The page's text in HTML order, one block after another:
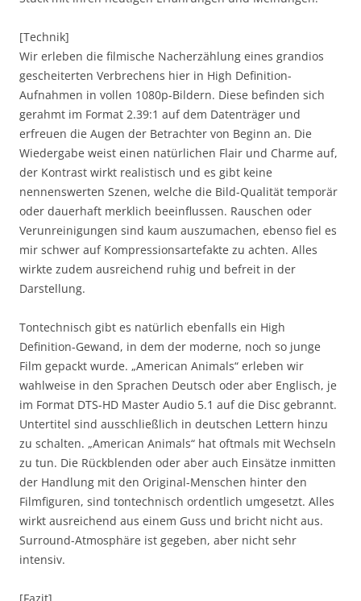
[Technik]
Wir erleben die filmische Nacherzählung eines grandios
gescheiterten Verbrechens hier in High Definition-
Aufnahmen in vollen 1080p-Bildern. Diese befinden sich
gerahmt im Format 2.39:1 auf dem Datenträger und
erfreuen die Augen der Betrachter von Beginn an. Die
Wiedergabe weist einen natürlichen Flair und Charme auf,
der Kontrast wirkt realistisch und es gibt keine
nennenswerten Szenen, welche die Bild-Qualität temporär
oder dauerhaft merklich beeinflussen. Rauschen oder
Verunreinigungen sind kaum auszumachen, ebenso fiel es
mir schwer auf Kompressionsartefakte zu achten. Alles
wirkte zudem ausreichend ruhig und befreit in der
Darstellung.
Tontechnisch gibt es natürlich ebenfalls ein High
Definition-Gewand, in dem der moderne, noch so junge
Film gepackt wurde. „American Animals“ erleben wir
wahlweise in den Sprachen Deutsch oder aber Englisch, je
im Format DTS-HD Master Audio 5.1 auf die Disc gebrannt.
Untertitel sind ausschließlich in deutschen Lettern hinzu
zu schalten. „American Animals“ hat oftmals mit Wechseln
zu tun. Die Rückblenden oder aber auch Einsätze inmitten
der Handlung mit den Original-Menschen hinter den
Filmfiguren, sind tontechnisch ordentlich umgesetzt. Alles
wirkt ausreichend aus einem Guss und bricht nicht aus.
Surround-Atmosphäre ist gegeben, aber nicht sehr
intensiv.